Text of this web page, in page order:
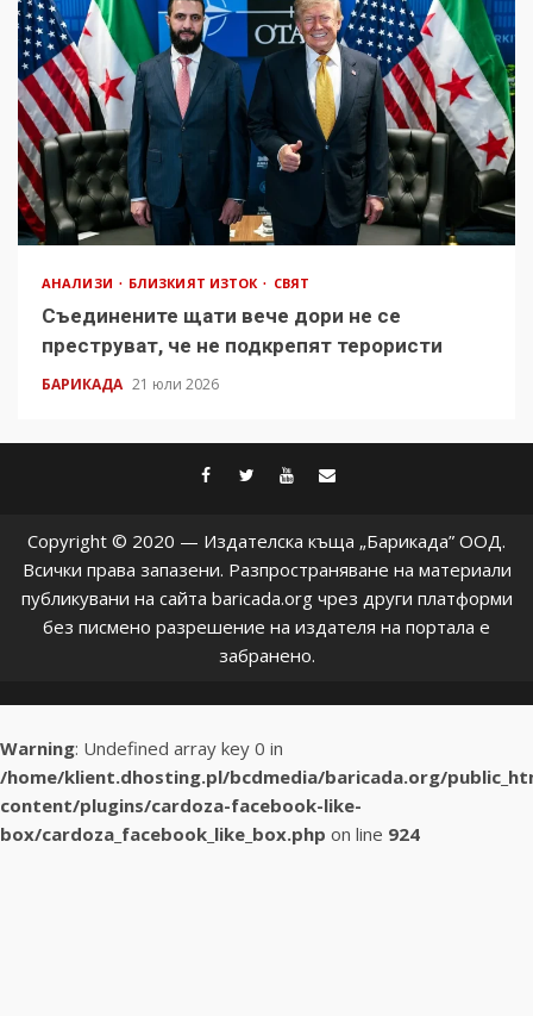
АНАЛИЗИ БЛИЗКИЯТ ИЗТОК СВЯТ
Съединените щати вече дори не се
преструват, че не подкрепят терористи
БАРИКАДА 21 юли 2026
facebook
twitter
youtube
Copyright © 2020 — Издателска къща „Барикада” ООД.
Всички права запазени. Разпространяване на материали
публикувани на сайта baricada.org чрез други платформи
без писмено разрешение на издателя на портала е
забранено.
Warning: Undefined array key 0 in
/home/klient.dhosting.pl/bcdmedia/baricada.org/
content/plugins/cardoza-facebook-like-
box/cardoza_facebook_like_box.php on line 924